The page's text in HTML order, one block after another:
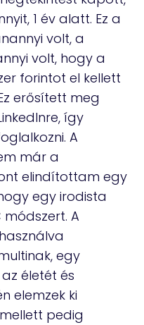
1 év alatt. Ez a
volt, a
volt, hogy a
forintot el kellett
erősített meg
így
A
már a
elindítottam egy
egy irodista
A
egy
életét és
elemzek ki
pedig